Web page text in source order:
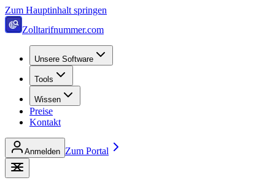
Zum Hauptinhalt springen
Zolltarifnummer.com
Unsere Software
Tools
Wissen
Preise
Kontakt
Anmelden Zum Portal